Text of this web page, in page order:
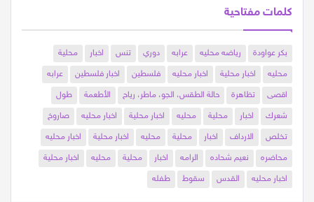
كلمات مفتاحية
بكر عواودة رياضه محليه عرابه دوري تنس اخبار
محلية
محليه
اخبار محلية اخبار محليه فلسطين اخبار فلسطين
عرابه
اقصى
تظاهرة حالة الطقس، الجو، ماطر، رياح الأطعمة
طول
شعرك
اخبار محلية محليه اخبار محلية اخبار محليه
صاروخ
تخلص
الارداف اخبار محلية محليه اخبار محلية
اخبار محليه
محاضره
نعيم شحاده الرامه اخبار محلية محليه
اخبار محلية
اخبار محليه
القدس سقوط طفله